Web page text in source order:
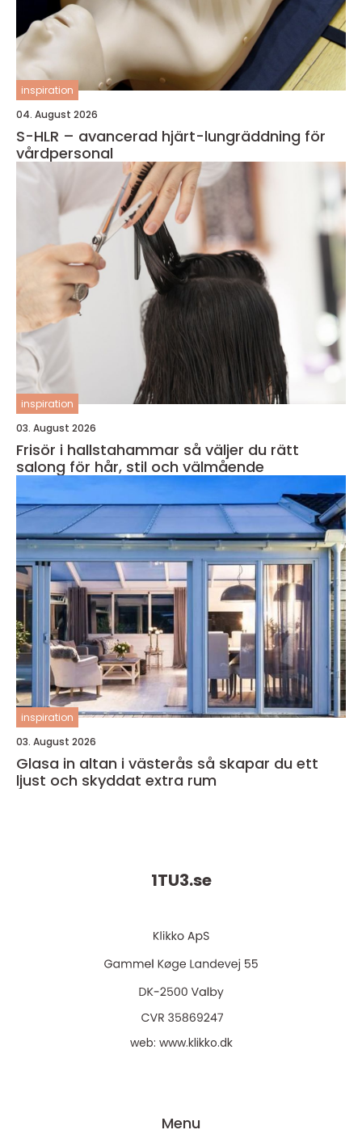
inspiration
04. August 2026
S-HLR – avancerad hjärt-lungräddning för
vårdpersonal
inspiration
03. August 2026
Frisör i hallstahammar så väljer du rätt
salong för hår, stil och välmående
inspiration
03. August 2026
Glasa in altan i västerås så skapar du ett
ljust och skyddat extra rum
1TU3.se
web: www.klikko.dk
Menu